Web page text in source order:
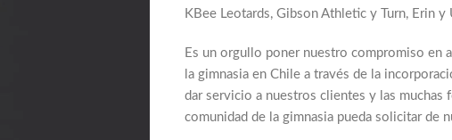
KBee Leotards, Gibson Athletic y Turn, Erin y
Es un orgullo poner nuestro compromiso en
la gimnasia en Chile a través de la
dar servicio a nuestros clientes y las muchas
comunidad de la gimnasia pueda solicitar de